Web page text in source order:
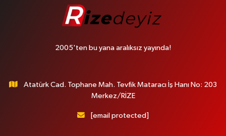
2005'ten bu yana aralıksız yayında!
Atatürk Cad. Tophane Mah. Tevfik Mataracı İş Hanı No: 203
Merkez/RİZE
[email protected]